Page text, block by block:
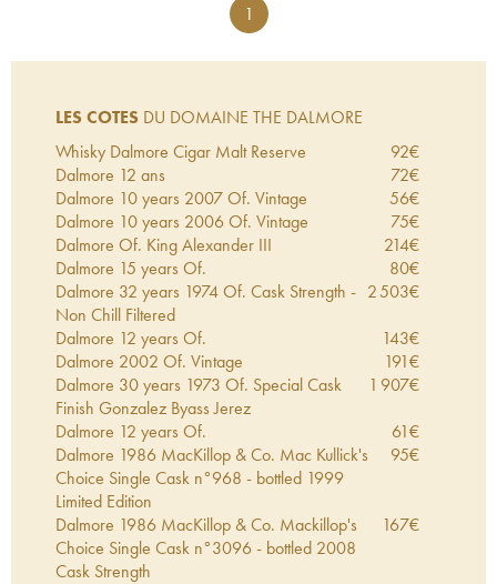
1
LES COTES DU DOMAINE THE DALMORE
Whisky Dalmore Cigar Malt Reserve
92€
Dalmore 12 ans
72€
Dalmore 10 years 2007 Of. Vintage
56€
Dalmore 10 years 2006 Of. Vintage
75€
Dalmore Of. King Alexander III
214€
Dalmore 15 years Of.
80€
Dalmore 32 years 1974 Of. Cask Strength -
Non Chill Filtered
2 503€
Dalmore 12 years Of.
143€
Dalmore 2002 Of. Vintage
191€
Dalmore 30 years 1973 Of. Special Cask
Finish Gonzalez Byass Jerez
1 907€
Dalmore 12 years Of.
61€
Dalmore 1986 MacKillop & Co. Mac Kullick's
Choice Single Cask n°968 - bottled 1999
Limited Edition
95€
Dalmore 1986 MacKillop & Co. Mackillop's
Choice Single Cask n°3096 - bottled 2008
Cask Strength
167€